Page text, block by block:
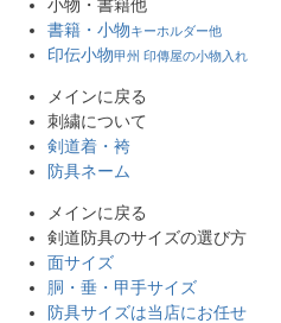
小物・書籍他
書籍・小物キーホルダー他
印伝小物甲州 印傳屋の小物入れ
メインに戻る
刺繍について
剣道着・袴
防具ネーム
メインに戻る
剣道防具のサイズの選び方
面サイズ
胴・垂・甲手サイズ
防具サイズは当店にお任せ